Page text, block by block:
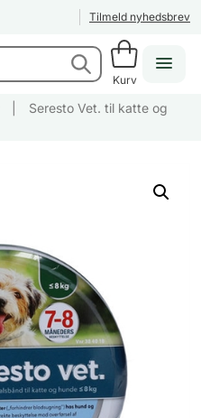
Tilmeld nyhedsbrev
Kurv
Seresto Vet. til katte og